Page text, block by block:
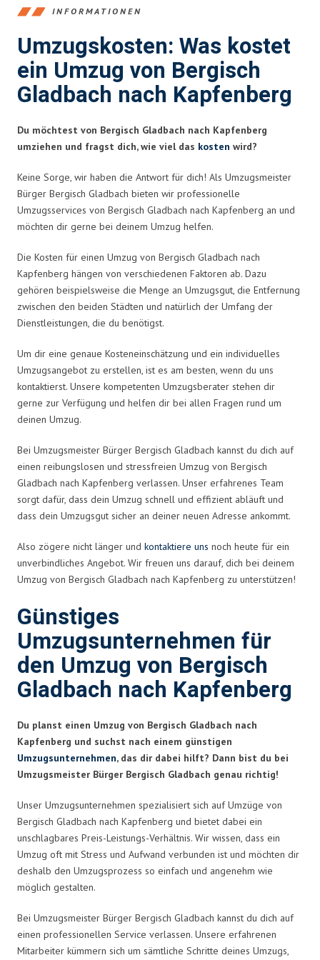
INFORMATIONEN
Umzugskosten: Was kostet
ein Umzug von Bergisch
Gladbach nach Kapfenberg
Du möchtest von Bergisch Gladbach nach Kapfenberg
umziehen und fragst dich, wie viel das kosten wird?
Keine Sorge, wir haben die Antwort für dich! Als Umzugsmeister
Bürger Bergisch Gladbach bieten wir professionelle
Umzugsservices von Bergisch Gladbach nach Kapfenberg an und
möchten dir gerne bei deinem Umzug helfen.
Die Kosten für einen Umzug von Bergisch Gladbach nach
Kapfenberg hängen von verschiedenen Faktoren ab. Dazu
gehören beispielsweise die Menge an Umzugsgut, die Entfernung
zwischen den beiden Städten und natürlich der Umfang der
Dienstleistungen, die du benötigst.
Um dir eine genaue Kosteneinschätzung und ein individuelles
Umzugsangebot zu erstellen, ist es am besten, wenn du uns
kontaktierst. Unsere kompetenten Umzugsberater stehen dir
gerne zur Verfügung und helfen dir bei allen Fragen rund um
deinen Umzug.
Bei Umzugsmeister Bürger Bergisch Gladbach kannst du dich auf
einen reibungslosen und stressfreien Umzug von Bergisch
Gladbach nach Kapfenberg verlassen. Unser erfahrenes Team
sorgt dafür, dass dein Umzug schnell und effizient abläuft und
dass dein Umzugsgut sicher an deiner neuen Adresse ankommt.
Also zögere nicht länger und kontaktiere uns noch heute für ein
unverbindliches Angebot. Wir freuen uns darauf, dich bei deinem
Umzug von Bergisch Gladbach nach Kapfenberg zu unterstützen!
Günstiges
Umzugsunternehmen für
den Umzug von Bergisch
Gladbach nach Kapfenberg
Du planst einen Umzug von Bergisch Gladbach nach
Kapfenberg und suchst nach einem günstigen
Umzugsunternehmen, das dir dabei hilft? Dann bist du bei
Umzugsmeister Bürger Bergisch Gladbach genau richtig!
Unser Umzugsunternehmen spezialisiert sich auf Umzüge von
Bergisch Gladbach nach Kapfenberg und bietet dabei ein
unschlagbares Preis-Leistungs-Verhältnis. Wir wissen, dass ein
Umzug oft mit Stress und Aufwand verbunden ist und möchten dir
deshalb den Umzugsprozess so einfach und angenehm wie
möglich gestalten.
Bei Umzugsmeister Bürger Bergisch Gladbach kannst du dich auf
einen professionellen Service verlassen. Unsere erfahrenen
Mitarbeiter kümmern sich um sämtliche Schritte deines Umzugs,